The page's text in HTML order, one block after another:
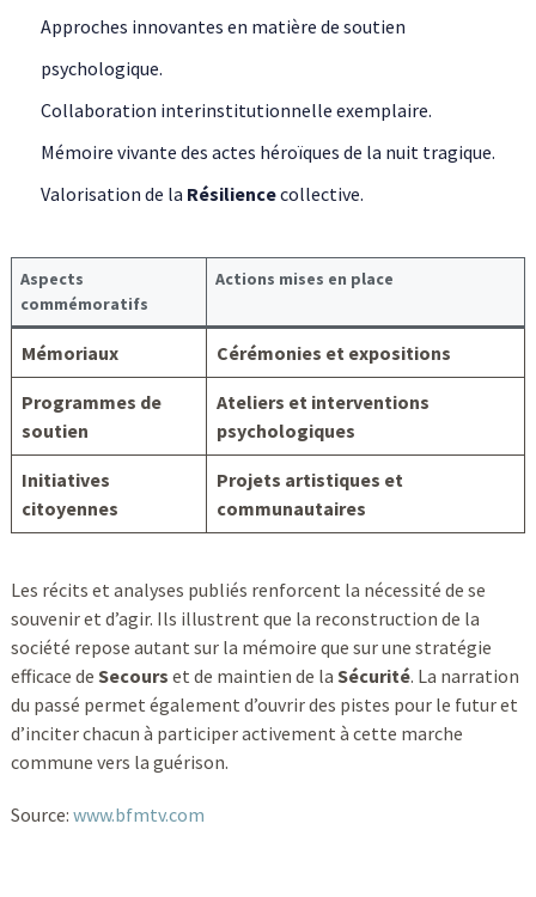
Approches innovantes en matière de soutien
psychologique.
Collaboration interinstitutionnelle exemplaire.
Mémoire vivante des actes héroïques de la nuit tragique.
Valorisation de la Résiliencecollective.
Aspects
commémoratifs
Actions mises en place
Mémoriaux Cérémonies et expositions
Programmes de
soutien
Ateliers et interventions
psychologiques
Initiatives
citoyennes
Projets artistiques et
communautaires
Les récits et analyses publiés renforcent la nécessité de se
souvenir et d’agir. Ils illustrent que la reconstruction de la
société repose autant sur la mémoire que sur une stratégie
efficace de Secours et de maintien de la Sécurité. La narration
du passé permet également d’ouvrir des pistes pour le futur et
d’inciter chacun à participer activement à cette marche
commune vers la guérison.
Source: www.bfmtv.com